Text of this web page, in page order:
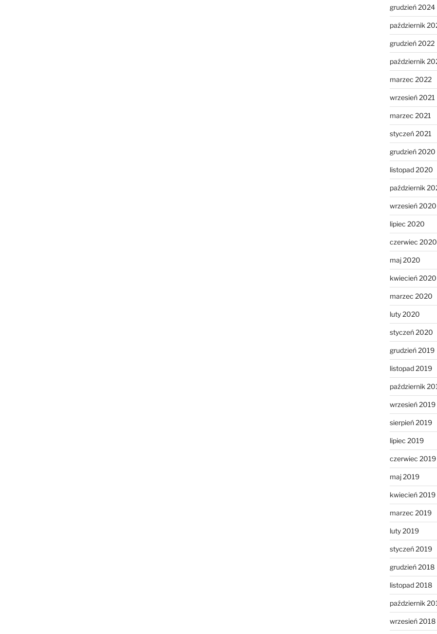
grudzień 2024
październik
grudzień 2022
październik
marzec 2022
wrzesień 2021
marzec 2021
styczeń 2021
grudzień 2020
listopad 2020
październik
wrzesień 2020
lipiec 2020
czerwiec 2020
maj 2020
kwiecień 2020
marzec 2020
luty 2020
styczeń 2020
grudzień 2019
listopad 2019
październik
wrzesień 2019
sierpień 2019
lipiec 2019
czerwiec 2019
maj 2019
kwiecień 2019
marzec 2019
luty 2019
styczeń 2019
grudzień 2018
listopad 2018
październik
wrzesień 2018